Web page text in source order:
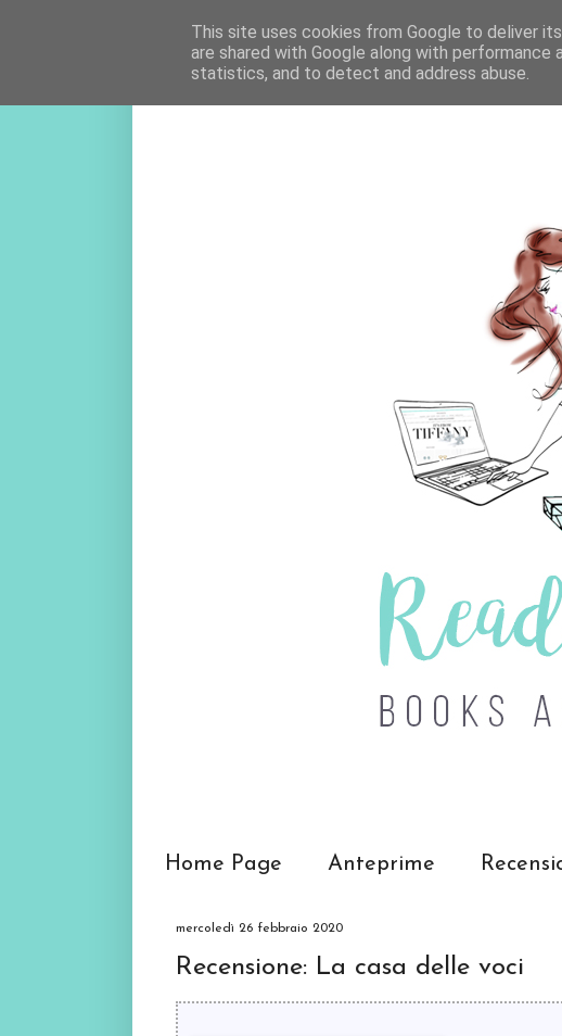
Home Page Anteprime
mercoledì 26 febbraio 2020
Recensione: La casa delle voci
This site uses cookies from Google to deliver
are shared with Google along with
statistics, and to detect and address abuse.